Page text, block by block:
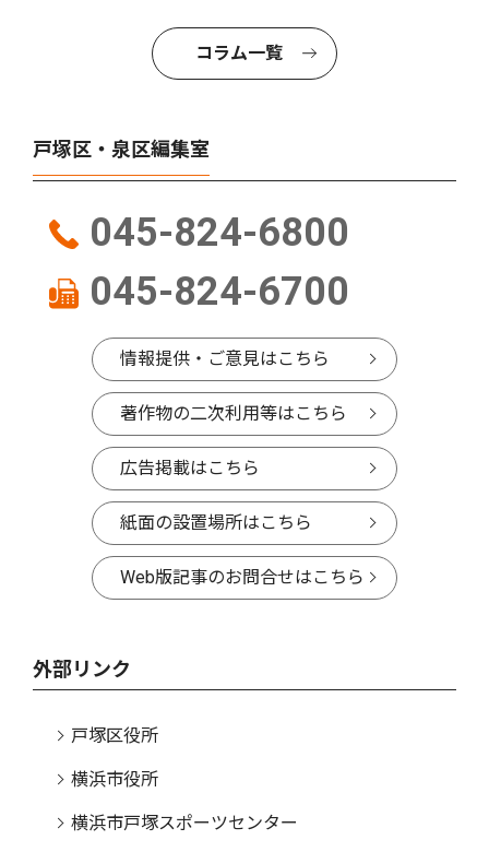
コラム一覧
戸塚区・泉区編集室
045-824-6800
045-824-6700
情報提供・ご意見はこちら
著作物の二次利用等はこちら
広告掲載はこちら
紙面の設置場所はこちら
Web版記事のお問合せはこちら
外部リンク
戸塚区役所
横浜市役所
横浜市戸塚スポーツセンター